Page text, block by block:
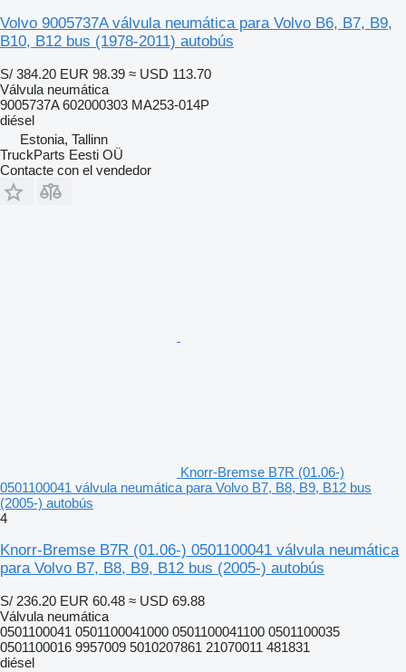
Volvo 9005737A válvula neumática para Volvo B6, B7, B9,
B10, B12 bus (1978-2011) autobús
S/ 384.20 EUR 98.39 ≈ USD 113.70
Válvula neumática
9005737A 602000303 MA253-014P
diésel
Estonia, Tallinn
TruckParts Eesti OÜ
Contacte con el vendedor
Knorr-Bremse B7R (01.06-)
0501100041 válvula neumática para Volvo B7, B8, B9, B12 bus
(2005-) autobús
4
Knorr-Bremse B7R (01.06-) 0501100041 válvula neumática
para Volvo B7, B8, B9, B12 bus (2005-) autobús
S/ 236.20 EUR 60.48 ≈ USD 69.88
Válvula neumática
0501100041 0501100041000 0501100041100 0501100035
0501100016 9957009 5010207861 21070011 481831
diésel